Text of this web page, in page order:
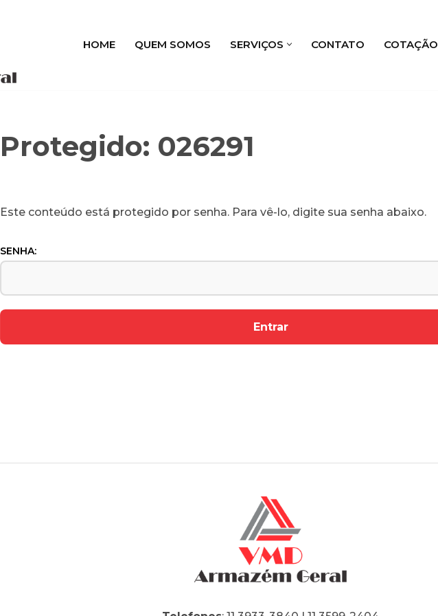
HOME QUEM SOMOS SERVIÇOS CONTATO COTAÇÃO
Protegido: 026291
Este conteúdo está protegido por senha. Para vê-lo, digite sua senha abaixo.
SENHA: